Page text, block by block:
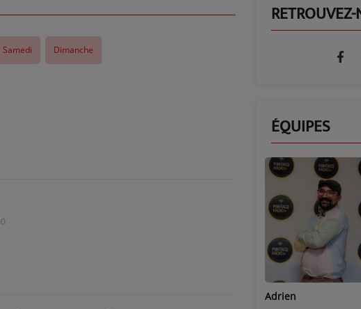
Samedi Dimanche
ÉQUIPES
Adrien